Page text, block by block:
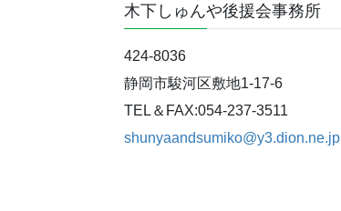
木下しゅんや後援会事務所
424-8036
静岡市駿河区敷地1-17-6
TEL＆FAX:054-237-3511
shunyaandsumiko@y3.dion.ne.jp